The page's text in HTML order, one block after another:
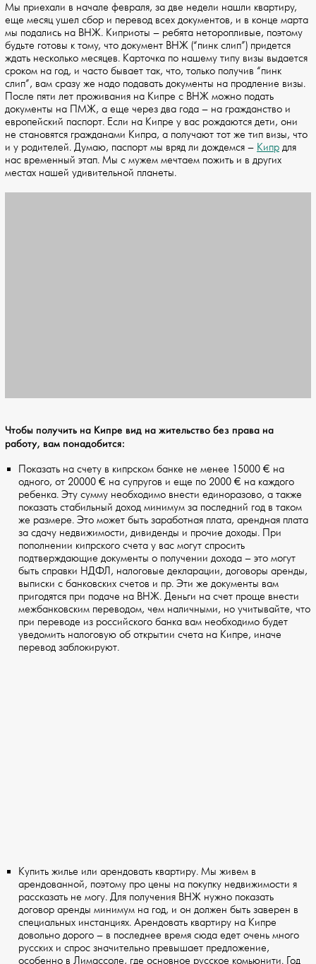
Мы приехали в начале февраля, за две недели нашли квартиру,
еще месяц ушел сбор и перевод всех документов, и в конце марта
мы подались на ВНЖ. Киприоты – ребята неторопливые, поэтому
будьте готовы к тому, что документ ВНЖ (“пинк слип”) придется
ждать несколько месяцев. Карточка по нашему типу визы выдается
сроком на год, и часто бывает так, что, только получив “пинк
слип”, вам сразу же надо подавать документы на продление визы.
После пяти лет проживания на Кипре с ВНЖ можно подать
документы на ПМЖ, а еще через два года – на гражданство и
европейский паспорт. Если на Кипре у вас рождаются дети, они
не становятся гражданами Кипра, а получают тот же тип визы, что
и у родителей. Думаю, паспорт мы вряд ли дождемся – Кипр для
нас временный этап. Мы с мужем мечтаем пожить и в других
местах нашей удивительной планеты.
Чтобы получить на Кипре вид на жительство без права на
работу, вам понадобится:
Показать на счету в кипрском банке не менее 15000 € на
одного, от 20000 € на супругов и еще по 2000 € на каждого
ребенка. Эту сумму необходимо внести единоразово, а также
показать стабильный доход минимум за последний год в таком
же размере. Это может быть заработная плата, арендная плата
за сдачу недвижимости, дивиденды и прочие доходы. При
пополнении кипрского счета у вас могут спросить
подтверждающие документы о получении дохода – это могут
быть справки НДФЛ, налоговые декларации, договоры аренды,
выписки с банковских счетов и пр. Эти же документы вам
пригодятся при подаче на ВНЖ. Деньги на счет проще внести
межбанковским переводом, чем наличными, но учитывайте, что
при переводе из российского банка вам необходимо будет
уведомить налоговую об открытии счета на Кипре, иначе
перевод заблокируют.
Купить жилье или арендовать квартиру. Мы живем в
арендованной, поэтому про цены на покупку недвижимости я
рассказать не могу. Для получения ВНЖ нужно показать
договор аренды минимум на год, и он должен быть заверен в
специальных инстанциях. Арендовать квартиру на Кипре
довольно дорого – в последнее время сюда едет очень много
русских и спрос значительно превышает предложение,
особенно в Лимассоле, где основное русское комьюнити. Год